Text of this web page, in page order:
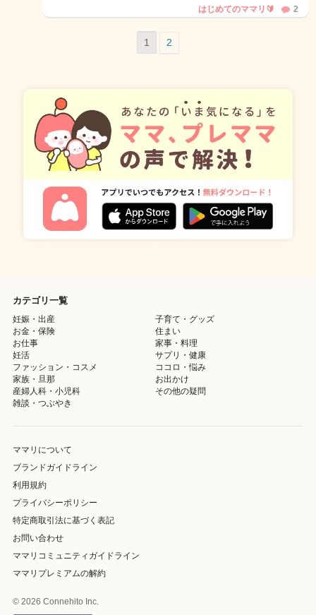
はじめてのママリ🔰 2
1 2
カテゴリ一覧
妊娠・出産
子育て・グッズ
お金・保険
住まい
お仕事
家事・料理
妊活
サプリ・健康
ファッション・コスメ
ココロ・悩み
家族・旦那
お出かけ
産婦人科・小児科
その他の疑問
雑談・つぶやき
ママリについて
ブランドガイドライン
利用規約
プライバシーポリシー
特定商取引法に基づく表記
お問い合わせ
ママリコミュニティガイドライン
ママリプレミアムの解約
© 2026 Connehito Inc.